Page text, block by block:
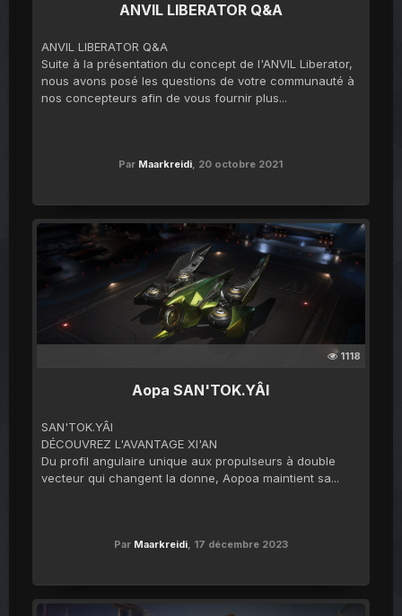
ANVIL LIBERATOR Q&A
ANVIL LIBERATOR Q&A
Suite à la présentation du concept de l'ANVIL Liberator,
nous avons posé les questions de votre communauté à
nos concepteurs afin de vous fournir plus...
Par Maarkreidi, 20 octobre 2021
1118
Aopa SAN'TOK.YÂI
SAN'TOK.YÂI
DÉCOUVREZ L'AVANTAGE XI'AN
Du profil angulaire unique aux propulseurs à double
vecteur qui changent la donne, Aopoa maintient sa...
Par Maarkreidi, 17 décembre 2023